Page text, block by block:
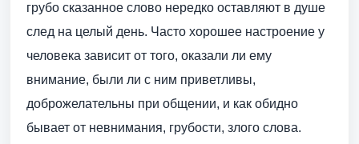
грубо сказанное слово нередко оставляют в душе
след на целый день. Часто хорошее настроение у
человека зависит от того, оказали ли ему
внимание, были ли с ним приветливы,
доброжелательны при общении, и как обидно
бывает от невнимания, грубости, злого слова.